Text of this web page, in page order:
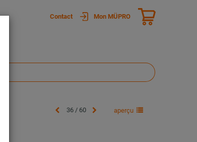
Contact Mon MÜPRO
36 / 60 aperçu